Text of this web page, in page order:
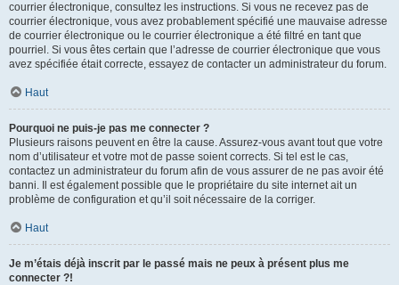
courrier électronique, consultez les instructions. Si vous ne recevez pas de
courrier électronique, vous avez probablement spécifié une mauvaise adresse
de courrier électronique ou le courrier électronique a été filtré en tant que
pourriel. Si vous êtes certain que l’adresse de courrier électronique que vous
avez spécifiée était correcte, essayez de contacter un administrateur du forum.
Haut
Pourquoi ne puis-je pas me connecter ?
Plusieurs raisons peuvent en être la cause. Assurez-vous avant tout que votre
nom d’utilisateur et votre mot de passe soient corrects. Si tel est le cas,
contactez un administrateur du forum afin de vous assurer de ne pas avoir été
banni. Il est également possible que le propriétaire du site internet ait un
problème de configuration et qu’il soit nécessaire de la corriger.
Haut
Je m’étais déjà inscrit par le passé mais ne peux à présent plus me
connecter ?!